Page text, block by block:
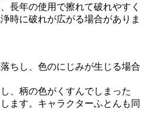
長年の使用で擦れて破れやすく
時に破れが広がる場合がありま
ちし、色のにじみが生じる場合
、柄の色がくすんでしまった
ます。キャラクターふとんも同